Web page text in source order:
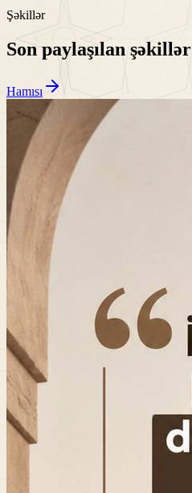
Şəkillər
Son paylaşılan şəkillər
Hamısı